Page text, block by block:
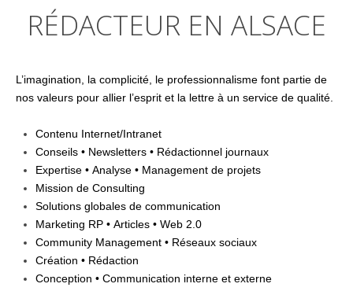
RÉDACTEUR EN ALSACE
L’imagination, la complicité, le professionnalisme font partie de
nos valeurs pour allier l’esprit et la lettre à un service de qualité.
Contenu Internet/Intranet
Conseils • Newsletters • Rédactionnel journaux
Expertise • Analyse • Management de projets
Mission de Consulting
Solutions globales de communication
Marketing RP • Articles • Web 2.0
Community Management • Réseaux sociaux
Création • Rédaction
Conception • Communication interne et externe